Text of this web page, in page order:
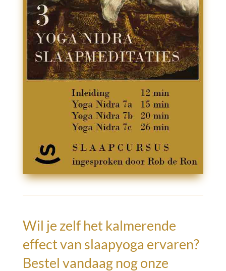
Wil je zelf het kalmerende
effect van slaapyoga ervaren?
Bestel vandaag nog onze